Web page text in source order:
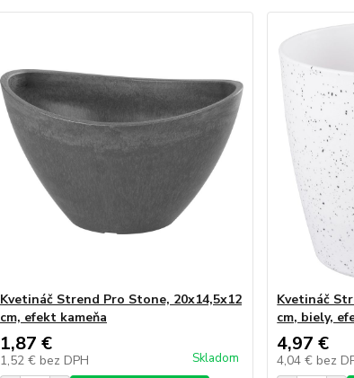
Kvetináč Strend Pro Stone, 20x14,5x12
cm, efekt kameňa
1,87 €
1,52 € bez DPH Skladom
Kvetináč
cm, biely,
4,97 €
4,04 € bez